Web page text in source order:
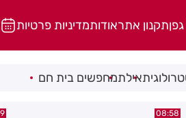
תקנון אתראודותמדיניות פרטיות
אילתמחפשים בית חם